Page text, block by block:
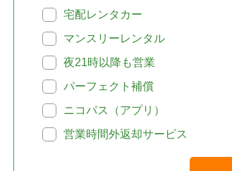
宅配レンタカー
マンスリーレンタル
夜21時以降も営業
パーフェクト補償
ニコパス（アプリ）
営業時間外返却サービス